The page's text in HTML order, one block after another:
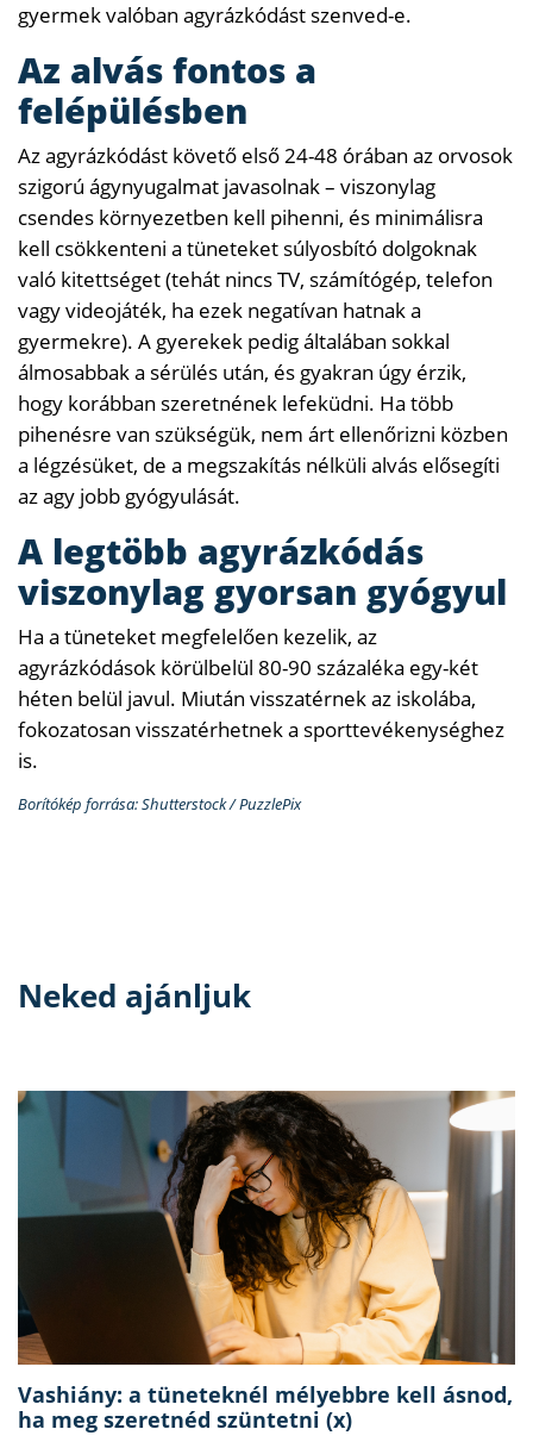
gyermek valóban agyrázkódást szenved-e.
Az alvás fontos a
felépülésben
Az agyrázkódást követő első 24-48 órában az orvosok
szigorú ágynyugalmat javasolnak – viszonylag
csendes környezetben kell pihenni, és minimálisra
kell csökkenteni a tüneteket súlyosbító dolgoknak
való kitettséget (tehát nincs TV, számítógép, telefon
vagy videojáték, ha ezek negatívan hatnak a
gyermekre). A gyerekek pedig általában sokkal
álmosabbak a sérülés után, és gyakran úgy érzik,
hogy korábban szeretnének lefeküdni. Ha több
pihenésre van szükségük, nem árt ellenőrizni közben
a légzésüket, de a megszakítás nélküli alvás elősegíti
az agy jobb gyógyulását.
A legtöbb agyrázkódás
viszonylag gyorsan gyógyul
Ha a tüneteket megfelelően kezelik, az
agyrázkódások körülbelül 80-90 százaléka egy-két
héten belül javul. Miután visszatérnek az iskolába,
fokozatosan visszatérhetnek a sporttevékenységhez
is.
Borítókép forrása: Shutterstock / PuzzlePix
Neked ajánljuk
Vashiány: a tüneteknél mélyebbre kell ásnod,
ha meg szeretnéd szüntetni (x)